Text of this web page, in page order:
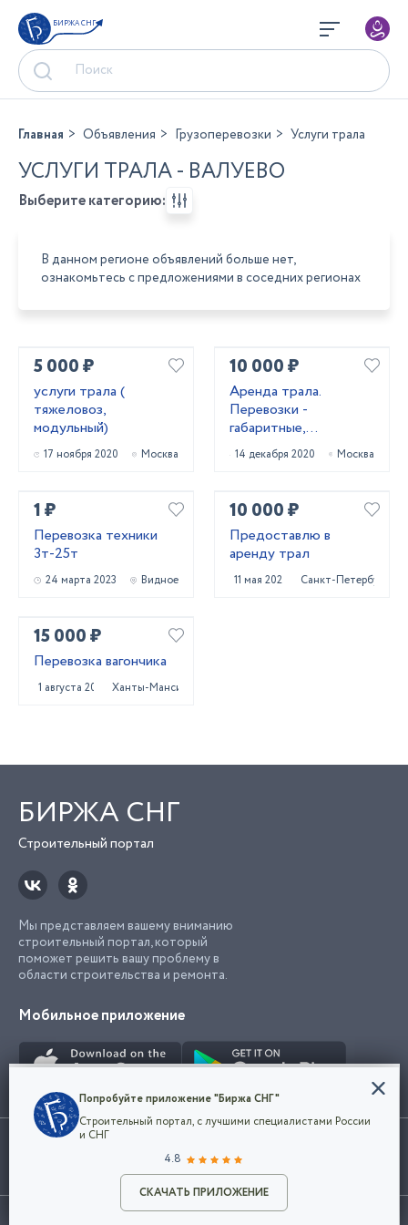
БИРЖА СНГ
Разместить объявление
Главная Объявления Грузоперевозки Услуги трала
УСЛУГИ ТРАЛА - ВАЛУЕВО
Выберите категорию:
В данном регионе объявлений больше нет,
ознакомьтесь с предложениями в соседних регионах
5 000 ₽
услуги трала (
тяжеловоз,
модульный)
17 ноября 2020 Москва
10 000 ₽
Аренда трала.
Перевозки -
габаритные,
негабаритные
14 декабря 2020 Москва
1 ₽
Перевозка техники
3т-25т
24 марта 2023 Видное
10 000 ₽
Предоставлю в
аренду трал
11 мая 2023 Санкт-Петербург
15 000 ₽
Перевозка вагончика
1 августа 2024 Ханты-Мансийск
БИРЖА СНГ
Строительный портал
Мы представляем вашему вниманию
строительный портал, который
поможет решить вашу проблему в
области строительства и ремонта.
Мобильное приложение
Использование сайта, в том числе подача объявлений, означает
марки представленные на сайте являются собственностью их
©2026Биржа СНГ
Конфиденциальность
Мы используем файлы cookie, чтобы сделать
наш сайт удобным для каждого
Политикой конфиденциальности компании
и принимаете условия использования cookie.
Попробуйте приложение "Биржа СНГ"
Строительный портал, с лучшими специалистами России
и СНГ
4.8
СКАЧАТЬ ПРИЛОЖЕНИЕ